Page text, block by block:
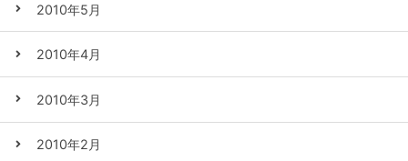
2010年5月
2010年4月
2010年3月
2010年2月